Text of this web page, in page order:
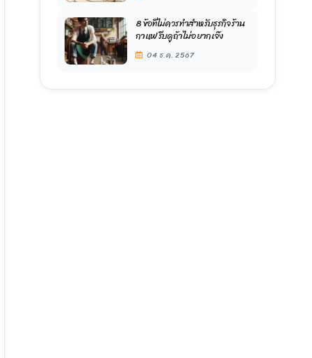
8 ข้อที่ไม่ควรทำสำหรับธุรกิจร้าน
กาแฟ รีบดูถ้าไม่อยากเจ๊ง
04 ธ.ค. 2567